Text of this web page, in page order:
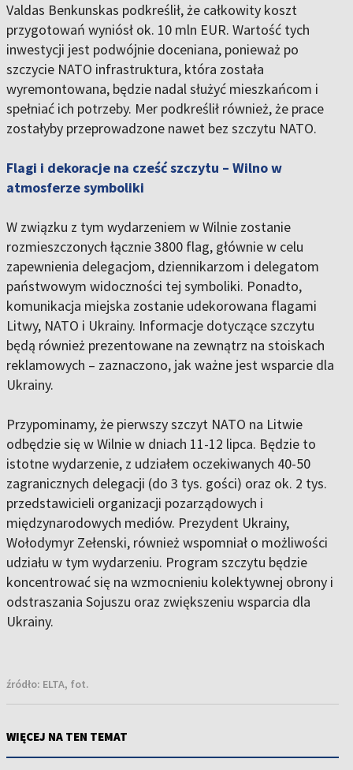
Valdas Benkunskas podkreślił, że całkowity koszt
przygotowań wyniósł ok. 10 mln EUR. Wartość tych
inwestycji jest podwójnie doceniana, ponieważ po
szczycie NATO infrastruktura, która została
wyremontowana, będzie nadal służyć mieszkańcom i
spełniać ich potrzeby. Mer podkreślił również, że prace
zostałyby przeprowadzone nawet bez szczytu NATO.
Flagi i dekoracje na cześć szczytu – Wilno w
atmosferze symboliki
W związku z tym wydarzeniem w Wilnie zostanie
rozmieszczonych łącznie 3800 flag, głównie w celu
zapewnienia delegacjom, dziennikarzom i delegatom
państwowym widoczności tej symboliki. Ponadto,
komunikacja miejska zostanie udekorowana flagami
Litwy, NATO i Ukrainy. Informacje dotyczące szczytu
będą również prezentowane na zewnątrz na stoiskach
reklamowych – zaznaczono, jak ważne jest wsparcie dla
Ukrainy.
Przypominamy, że pierwszy szczyt NATO na Litwie
odbędzie się w Wilnie w dniach 11-12 lipca. Będzie to
istotne wydarzenie, z udziałem oczekiwanych 40-50
zagranicznych delegacji (do 3 tys. gości) oraz ok. 2 tys.
przedstawicieli organizacji pozarządowych i
międzynarodowych mediów. Prezydent Ukrainy,
Wołodymyr Zełenski, również wspomniał o możliwości
udziału w tym wydarzeniu. Program szczytu będzie
koncentrować się na wzmocnieniu kolektywnej obrony i
odstraszania Sojuszu oraz zwiększeniu wsparcia dla
Ukrainy.
źródło: ELTA, fot.
WIĘCEJ NA TEN TEMAT